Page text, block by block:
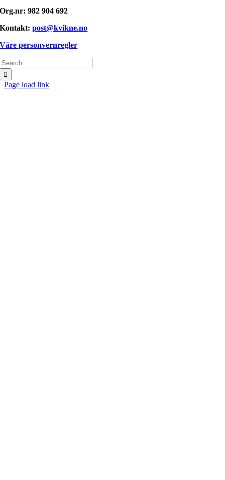
Org.nr: 982 904 692
Kontakt:post@kvikne.no
Våre personvernregler
Page load link